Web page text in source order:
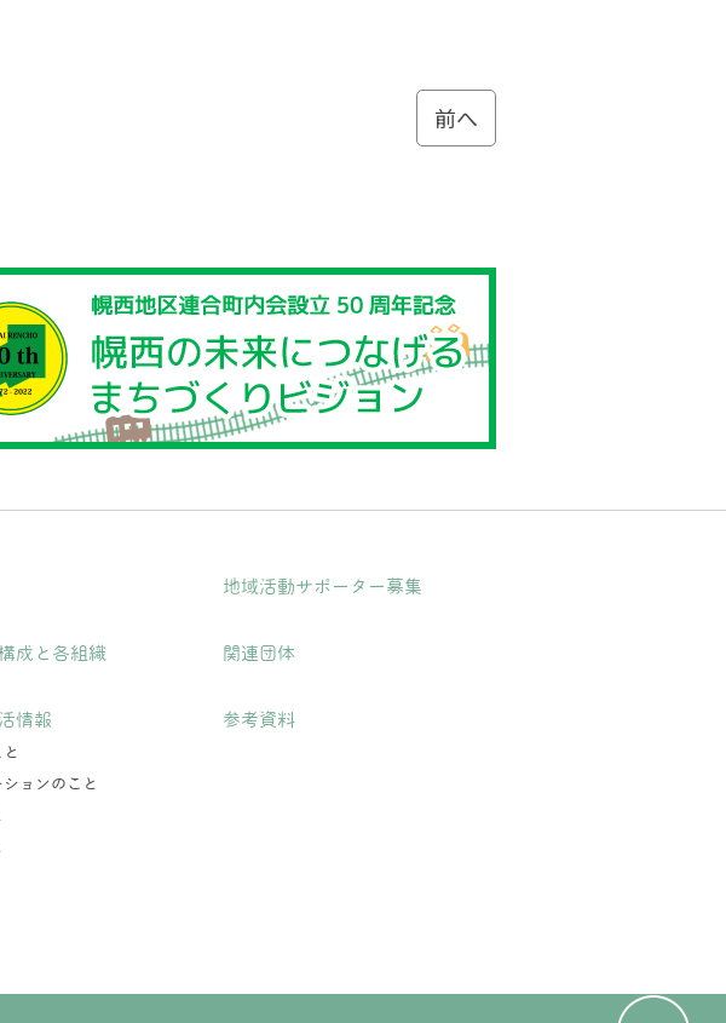
前へ
地域活動サポーター募集
成と各組織 関連団体
情報
ョンのこと
参考資料